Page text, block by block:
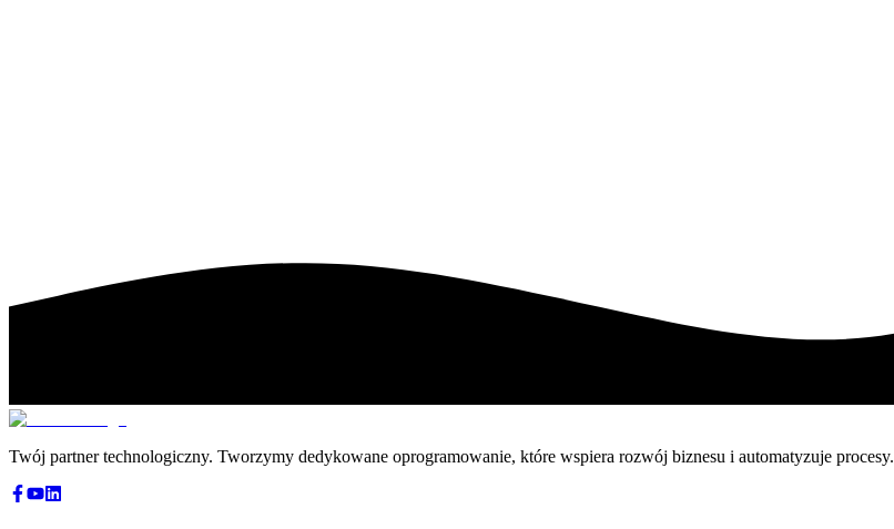
Twój partner technologiczny. Tworzymy dedykowane oprogramowanie, które wspiera rozwój biznesu i automatyzuje procesy.